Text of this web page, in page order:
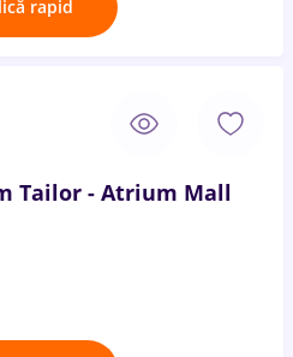
rapid
Tailor - Atrium Mall